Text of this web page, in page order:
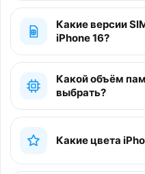
Какие версии
iPhone 16?
Какой объём
выбрать?
Какие цвета